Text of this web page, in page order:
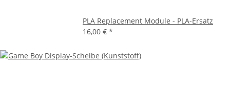
PLA Replacement Module - PLA-Ersatz
16,00 € *